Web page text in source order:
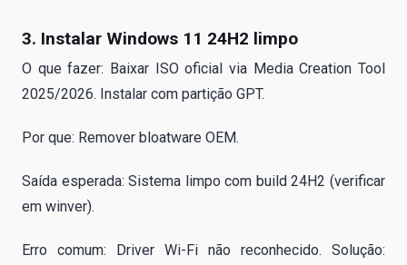
3. Instalar Windows 11 24H2 limpo
O que fazer: Baixar ISO oficial via Media Creation Tool
2025/2026. Instalar com partição GPT.
Por que: Remover bloatware OEM.
Saída esperada: Sistema limpo com build 24H2 (verificar
em winver).
Erro comum: Driver Wi-Fi não reconhecido. Solução: